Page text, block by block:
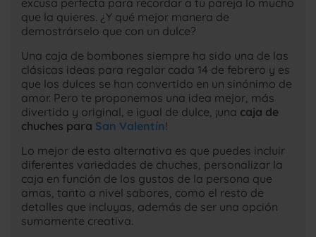
que la quieres. ¿Y qué mejor manera de
demostrárselo que con un dulce?
Una caja de bombones siempre ha sido una de las
clásicas ideas para regalar cada 14 de febrero y es
que los dulces se han convertido en un sinónimo de
amor. Pero te proponemos una idea mejor, más
divertida y original, e igual de dulce, ¡una caja de
chuches para San Valentín!
Lo mejor de esta alternativa es que puedes incluir
diferentes variedades de chuches, personalizar la
caja en función de los gustos de la persona que
amas, tanto a nivel sabores, como el resto de
detalles que incluyas, además de ser una opción
sumamente creativa.